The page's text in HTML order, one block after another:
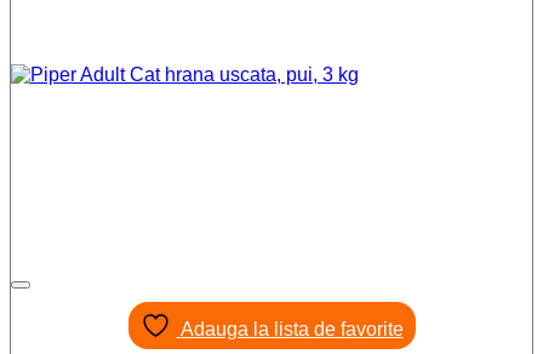
Adauga la lista de favorite